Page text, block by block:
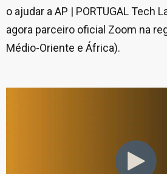
o ajudar a AP | PORTUGAL Tech
agora parceiro oficial Zoom na
Médio-Oriente e África).